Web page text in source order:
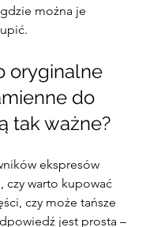
można je
oryginalne
do
tak ważne?
ekspresów
czy warto kupować
czy może tańsze
jest prosta –